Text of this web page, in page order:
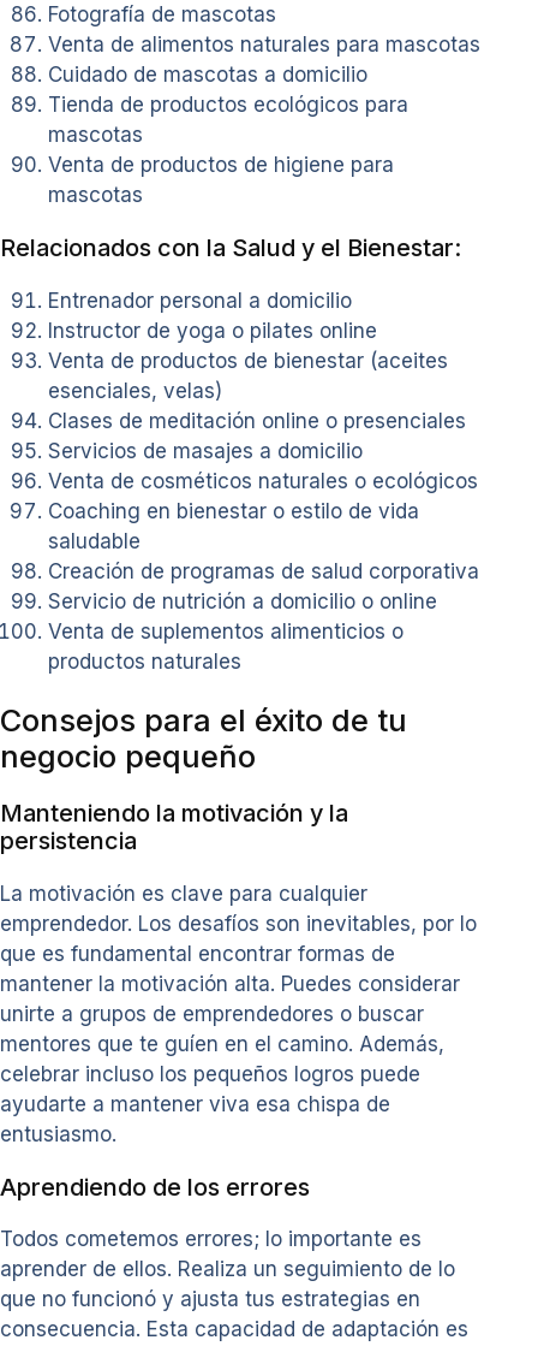
Fotografía de mascotas
Venta de alimentos naturales para mascotas
Cuidado de mascotas a domicilio
Tienda de productos ecológicos para
mascotas
Venta de productos de higiene para
mascotas
Relacionados con la Salud y el Bienestar:
Entrenador personal a domicilio
Instructor de yoga o pilates online
Venta de productos de bienestar (aceites
esenciales, velas)
Clases de meditación online o presenciales
Servicios de masajes a domicilio
Venta de cosméticos naturales o ecológicos
Coaching en bienestar o estilo de vida
saludable
Creación de programas de salud corporativa
Servicio de nutrición a domicilio o online
Venta de suplementos alimenticios o
productos naturales
Consejos para el éxito de tu
negocio pequeño
Manteniendo la motivación y la
persistencia
La motivación es clave para cualquier
emprendedor. Los desafíos son inevitables, por lo
que es fundamental encontrar formas de
mantener la motivación alta. Puedes considerar
unirte a grupos de emprendedores o buscar
mentores que te guíen en el camino. Además,
celebrar incluso los pequeños logros puede
ayudarte a mantener viva esa chispa de
entusiasmo.
Aprendiendo de los errores
Todos cometemos errores; lo importante es
aprender de ellos. Realiza un seguimiento de lo
que no funcionó y ajusta tus estrategias en
consecuencia. Esta capacidad de adaptación es